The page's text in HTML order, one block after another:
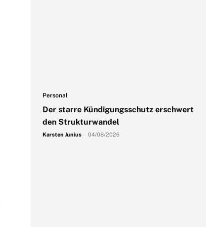
Personal
Der starre Kündigungsschutz erschwert
den Strukturwandel
Karsten Junius 04/08/2026